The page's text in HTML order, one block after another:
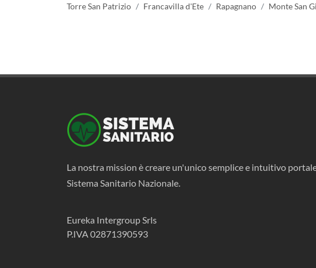
Torre San Patrizio
Francavilla d'Ete Rapagnano Monte San
La nostra mission è creare un'unico semplice e intuitivo
Sistema Sanitario Nazionale.
Eureka Intergroup Srls
P.IVA 02871390593